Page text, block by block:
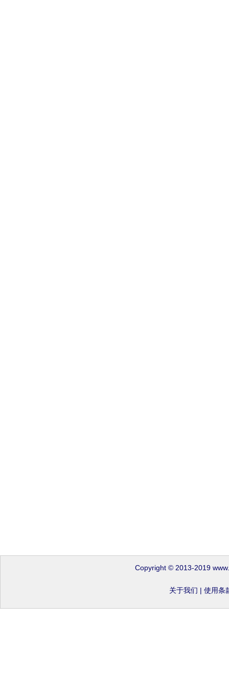
Copyright © 2013-2019
关于我们 | 使用条